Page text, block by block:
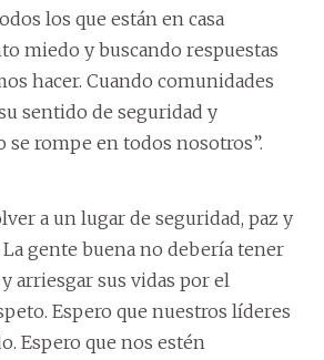
los que están en casa
miedo y buscando respuestas
hacer. Cuando comunidades
sentido de seguridad y
se rompe en todos nosotros”.
a un lugar de seguridad, paz y
gente buena no debería tener
arriesgar sus vidas por el
Espero que nuestros líderes
Espero que nos estén